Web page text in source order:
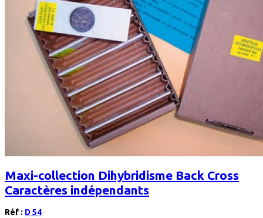
Maxi-collection Dihybridisme Back Cross
Caractères indépendants
Réf : D 54